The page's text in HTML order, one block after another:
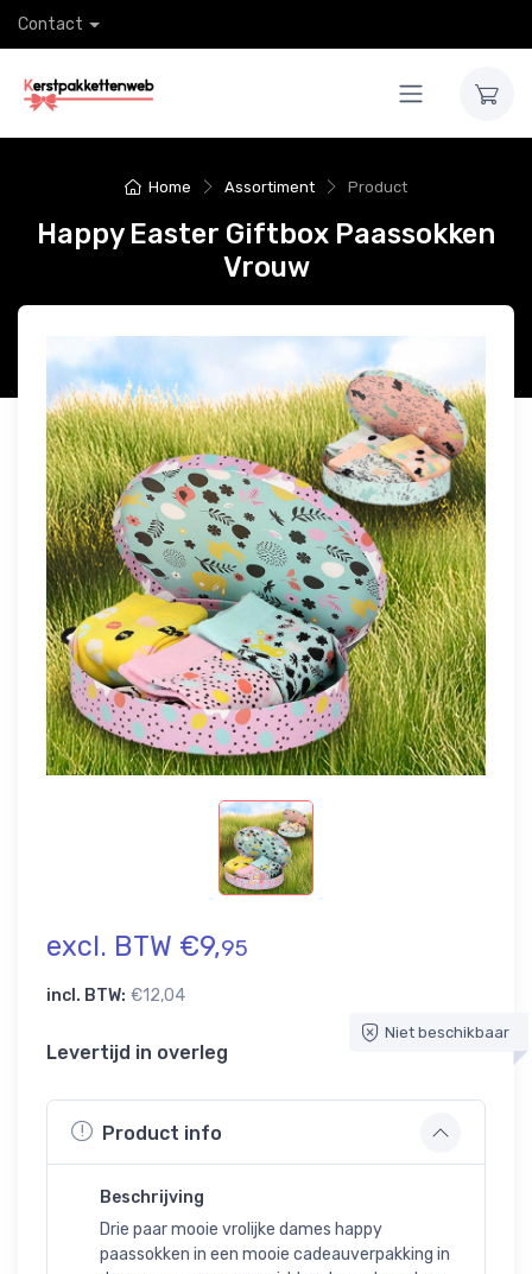
Contact
Home Assortiment Product
Happy Easter Giftbox Paassokken
Vrouw
excl. BTW €9,95
incl. BTW: €12,04
Niet beschikbaar
Levertijd in overleg
Product info
Beschrijving
Drie paar mooie vrolijke dames happy
paassokken in een mooie cadeauverpakking in